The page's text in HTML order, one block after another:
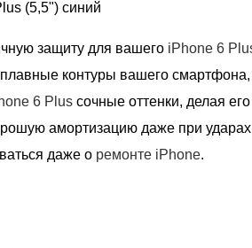
(5,5") синий
защиту для вашего iPhone 6
контуры вашего
6 Plus сочные оттенки, делая
амортизацию даже при
даже о ремонте iPhone.